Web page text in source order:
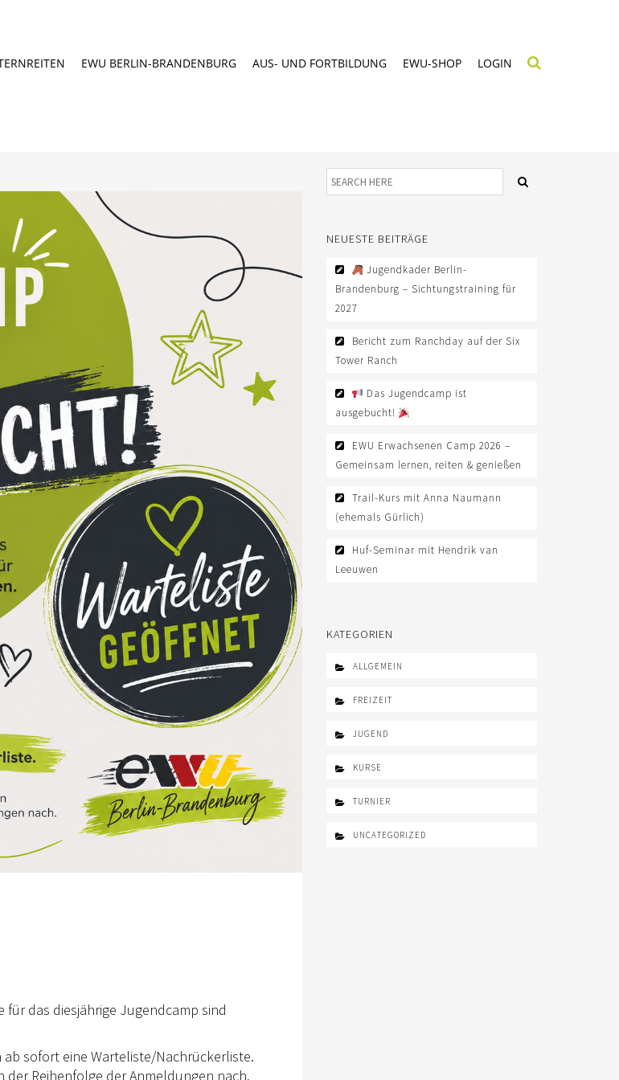
EWU BERLIN-BRANDENBURG AUS- UND FORTBILDUNG EWU-SHOP LOGIN
das diesjährige Jugendcamp sind
sofort eine Warteliste/Nachrückerliste.
Reihenfolge der Anmeldungen nach.
NEUESTE BEITRÄGE
Jugendkader Berlin-
Brandenburg – Sichtungstraining für
2027
Bericht zum Ranchday auf der Six
Tower Ranch
Das Jugendcamp ist
ausgebucht!
EWU Erwachsenen Camp 2026 –
Gemeinsam lernen, reiten & genießen
Trail-Kurs mit Anna Naumann
(ehemals Gürlich)
Huf-Seminar mit Hendrik van
Leeuwen
KATEGORIEN
ALLGEMEIN
FREIZEIT
JUGEND
KURSE
TURNIER
UNCATEGORIZED